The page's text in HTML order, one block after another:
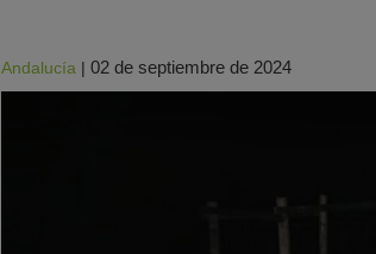
Andalucía | 02 de septiembre de 2024